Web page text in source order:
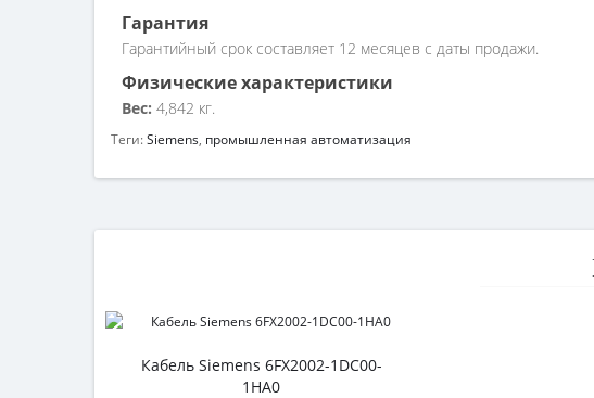
Гарантия
Гарантийный срок составляет 12 месяцев с даты продажи.
Физические характеристики
Вес: 4,842 кг.
Теги:Siemens, промышленная автоматизация
Кабель Siemens 6FX2002-1DC00-
1HA0